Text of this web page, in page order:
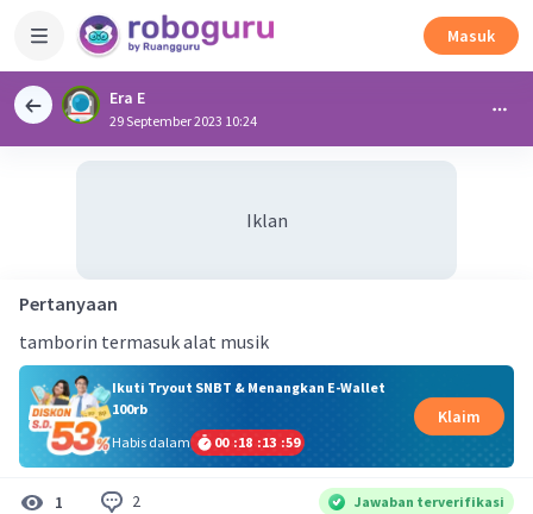
Masuk
Era E
29 September 2023 10:24
Iklan
Pertanyaan
tamborin termasuk alat musik
Ikuti Tryout SNBT & Menangkan E-Wallet
100rb
Habis dalam
00 :18 :13 :59
Klaim
1 2 Jawaban terverifikasi